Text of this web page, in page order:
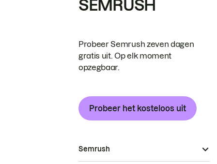
SEMRUSH
Probeer Semrush zeven dagen
gratis uit. Op elk moment
opzegbaar.
Probeer het kosteloos uit
Semrush